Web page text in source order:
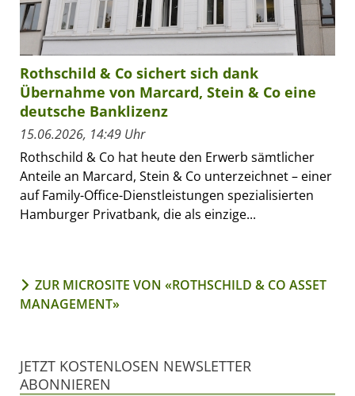
Rothschild & Co sichert sich dank
Übernahme von Marcard, Stein & Co eine
deutsche Banklizenz
15.06.2026, 14:49 Uhr
Rothschild & Co hat heute den Erwerb sämtlicher
Anteile an Marcard, Stein & Co unterzeichnet – einer
auf Family-Office-Dienstleistungen spezialisierten
Hamburger Privatbank, die als einzige...
ZUR MICROSITE VON «ROTHSCHILD & CO ASSET
MANAGEMENT»
JETZT KOSTENLOSEN NEWSLETTER
ABONNIEREN